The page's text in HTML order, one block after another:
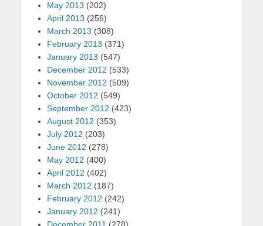
May 2013 (202)
April 2013 (256)
March 2013 (308)
February 2013 (371)
January 2013 (547)
December 2012 (533)
November 2012 (509)
October 2012 (549)
September 2012 (423)
August 2012 (353)
July 2012 (203)
June 2012 (278)
May 2012 (400)
April 2012 (402)
March 2012 (187)
February 2012 (242)
January 2012 (241)